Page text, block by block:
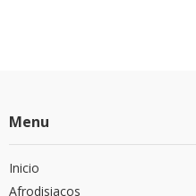
Menu
Inicio
Afrodisiacos